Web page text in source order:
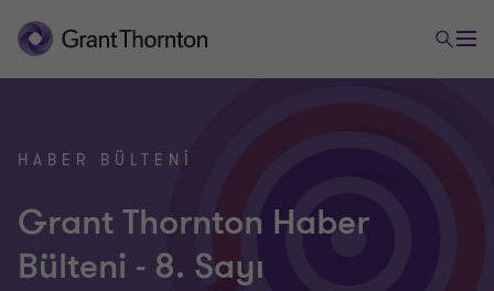
HABER BÜLTENI
Grant Thornton Haber
Bülteni - 8. Sayı